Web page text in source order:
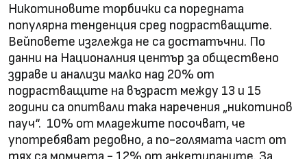
Никотиновите торбички са поредната
популярна тенденция сред подрастващите.
Вейповете изглежда не са достатъчни. По
данни на Националния център за обществено
здраве и анализи малко над 20% от
подрастващите на възраст между 13 и 15
години са опитвали така наречения „никотинов
пауч“. 10% от младежите посочват, че
употребяват редовно, а по-голямата част от